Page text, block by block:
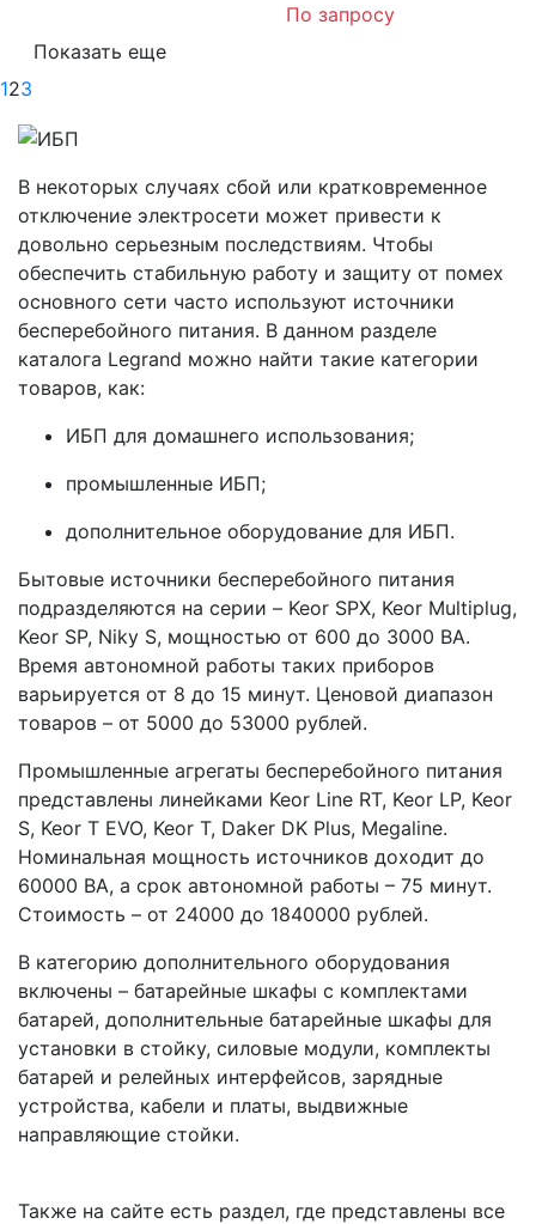
По запросу
Показать еще
123
В некоторых случаях сбой или кратковременное
отключение электросети может привести к
довольно серьезным последствиям. Чтобы
обеспечить стабильную работу и защиту от помех
основного сети часто используют источники
бесперебойного питания. В данном разделе
каталога Legrand можно найти такие категории
товаров, как:
ИБП для домашнего использования;
промышленные ИБП;
дополнительное оборудование для ИБП.
Бытовые источники бесперебойного питания
подразделяются на серии – Keor SPX, Keor Multiplug,
Keor SP, Niky S, мощностью от 600 до 3000 ВА.
Время автономной работы таких приборов
варьируется от 8 до 15 минут. Ценовой диапазон
товаров – от 5000 до 53000 рублей.
Промышленные агрегаты бесперебойного питания
представлены линейками Keor Line RT, Keor LP, Keor
S, Keor T EVO, Keor T, Daker DK Plus, Megaline.
Номинальная мощность источников доходит до
60000 ВА, а срок автономной работы – 75 минут.
Стоимость – от 24000 до 1840000 рублей.
В категорию дополнительного оборудования
включены – батарейные шкафы с комплектами
батарей, дополнительные батарейные шкафы для
установки в стойку, силовые модули, комплекты
батарей и релейных интерфейсов, зарядные
устройства, кабели и платы, выдвижные
направляющие стойки.
Также на сайте есть раздел, где представлены все